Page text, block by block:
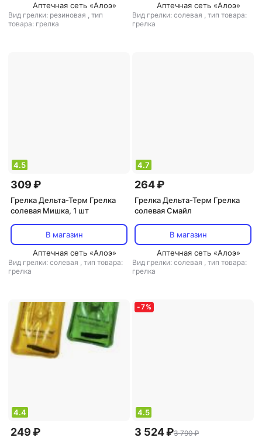
Аптечная сеть «Алоэ»
Вид грелки: резиновая , тип
товара: грелка
Аптечная сеть «Алоэ»
Вид грелки: солевая , тип товара:
грелка
4.5
309 ₽
Грелка Дельта-Терм Грелка
солевая Мишка, 1 шт
В магазин
Аптечная сеть «Алоэ»
Вид грелки: солевая , тип товара:
грелка
4.7
264 ₽
Грелка Дельта-Терм Грелка
солевая Смайл
В магазин
Аптечная сеть «Алоэ»
Вид грелки: солевая , тип товара:
грелка
4.4
249 ₽
-7%
4.5
3 524 ₽3 790 ₽